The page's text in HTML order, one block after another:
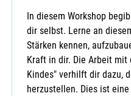
In diesem Workshop
dir selbst. Lerne an
Stärken kennen,
Kraft in dir. Die Arbeit mit
Kindes" verhilft dir dazu,
herzustellen. Dies ist